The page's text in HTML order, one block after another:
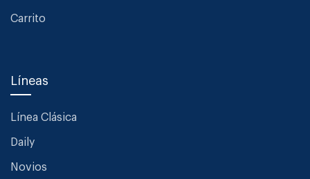
Carrito
Líneas
Línea Clásica
Daily
Novios